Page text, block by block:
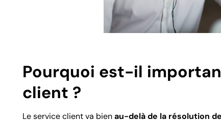
Pourquoi est-il
client ?
Le service client va bienau-delà de la résolution